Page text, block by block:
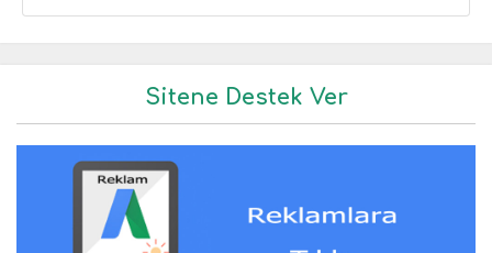
Sitene Destek Ver